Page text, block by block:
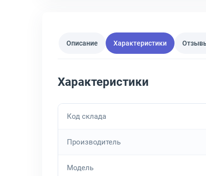
Описание Характеристики
Характеристики
Код склада
Производитель
Модель